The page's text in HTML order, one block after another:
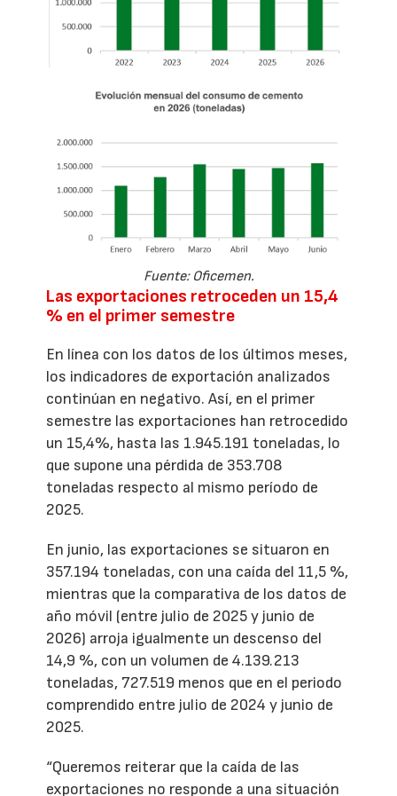
Fuente: Oficemen.
Las exportaciones retroceden un 15,4
% en el primer semestre
En línea con los datos de los últimos meses,
los indicadores de exportación analizados
continúan en negativo. Así, en el primer
semestre las exportaciones han retrocedido
un 15,4%, hasta las 1.945.191 toneladas, lo
que supone una pérdida de 353.708
toneladas respecto al mismo período de
2025.
En junio, las exportaciones se situaron en
357.194 toneladas, con una caída del 11,5 %,
mientras que la comparativa de los datos de
año móvil (entre julio de 2025 y junio de
2026) arroja igualmente un descenso del
14,9 %, con un volumen de 4.139.213
toneladas, 727.519 menos que en el periodo
comprendido entre julio de 2024 y junio de
2025.
“Queremos reiterar que la caída de las
exportaciones no responde a una situación